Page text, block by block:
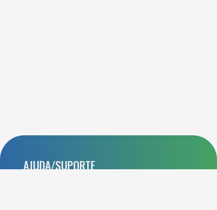
AJUDA/SUPORTE